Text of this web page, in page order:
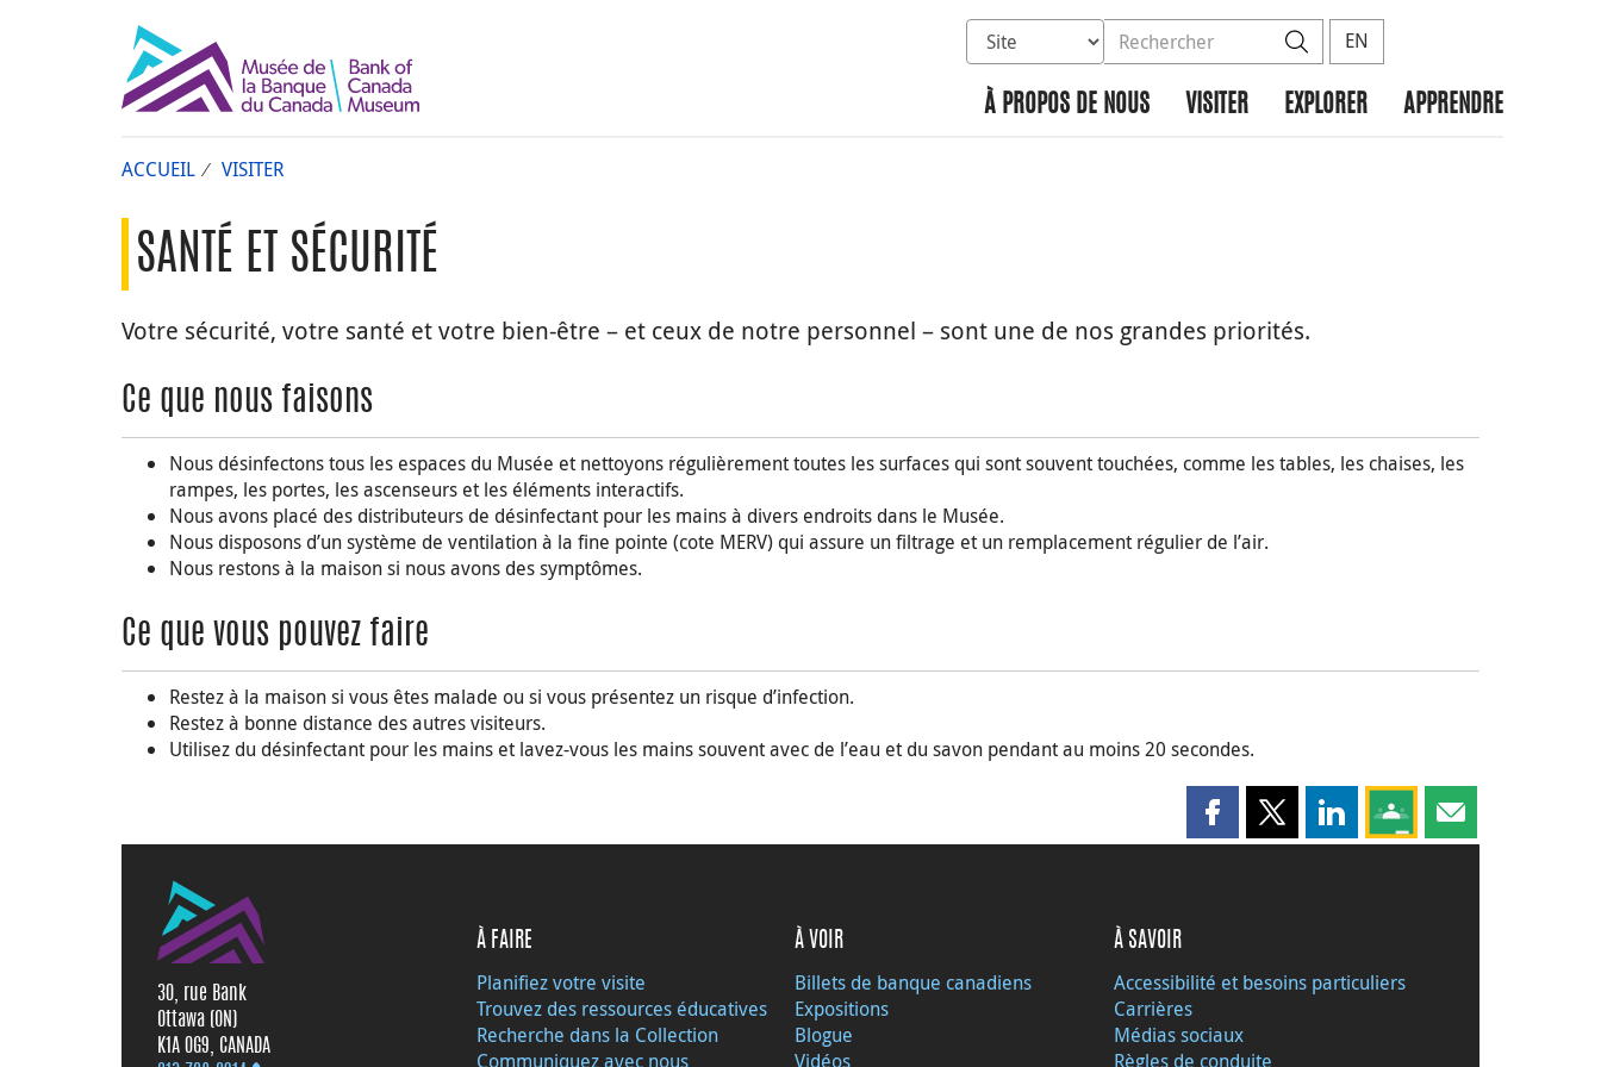
Sélectionnez la base de données à rechercher
Rechercher dans le site Rechercher
EN
À PROPOS DE NOUS VISITER EXPLORER APPRENDRE
ACCUEIL VISITER
SANTÉ ET SÉCURITÉ
Votre sécurité, votre santé et votre bien-être – et ceux de notre personnel – sont une de nos grandes priorités.
Ce que nous faisons
Nous désinfectons tous les espaces du Musée et nettoyons régulièrement toutes les surfaces qui sont souvent touchées, comme les tables, les chaises, les
rampes, les portes, les ascenseurs et les éléments interactifs.
Nous avons placé des distributeurs de désinfectant pour les mains à divers endroits dans le Musée.
Nous disposons d’un système de ventilation à la fine pointe (cote MERV) qui assure un filtrage et un remplacement régulier de l’air.
Nous restons à la maison si nous avons des symptômes.
Ce que vous pouvez faire
Restez à la maison si vous êtes malade ou si vous présentez un risque d’infection.
Restez à bonne distance des autres visiteurs.
Utilisez du désinfectant pour les mains et lavez-vous les mains souvent avec de l’eau et du savon pendant au moins 20 secondes.
Partager cette page sur Facebook
Partager cette page sur X
Partager cette page sur
Partagez cette page sur
Partager cette
30, rue Bank
Ottawa (ON)
K1A 0G9, CANADA
À FAIRE
Planifiez votre visite
Trouvez des ressources éducatives
Recherche dans la Collection
Communiquez avec nous
À VOIR
Billets de banque canadiens
Expositions
Blogue
Vidéos
À SAVOIR
Accessibilité et besoins particuliers
Carrières
Médias sociaux
Règles de conduite